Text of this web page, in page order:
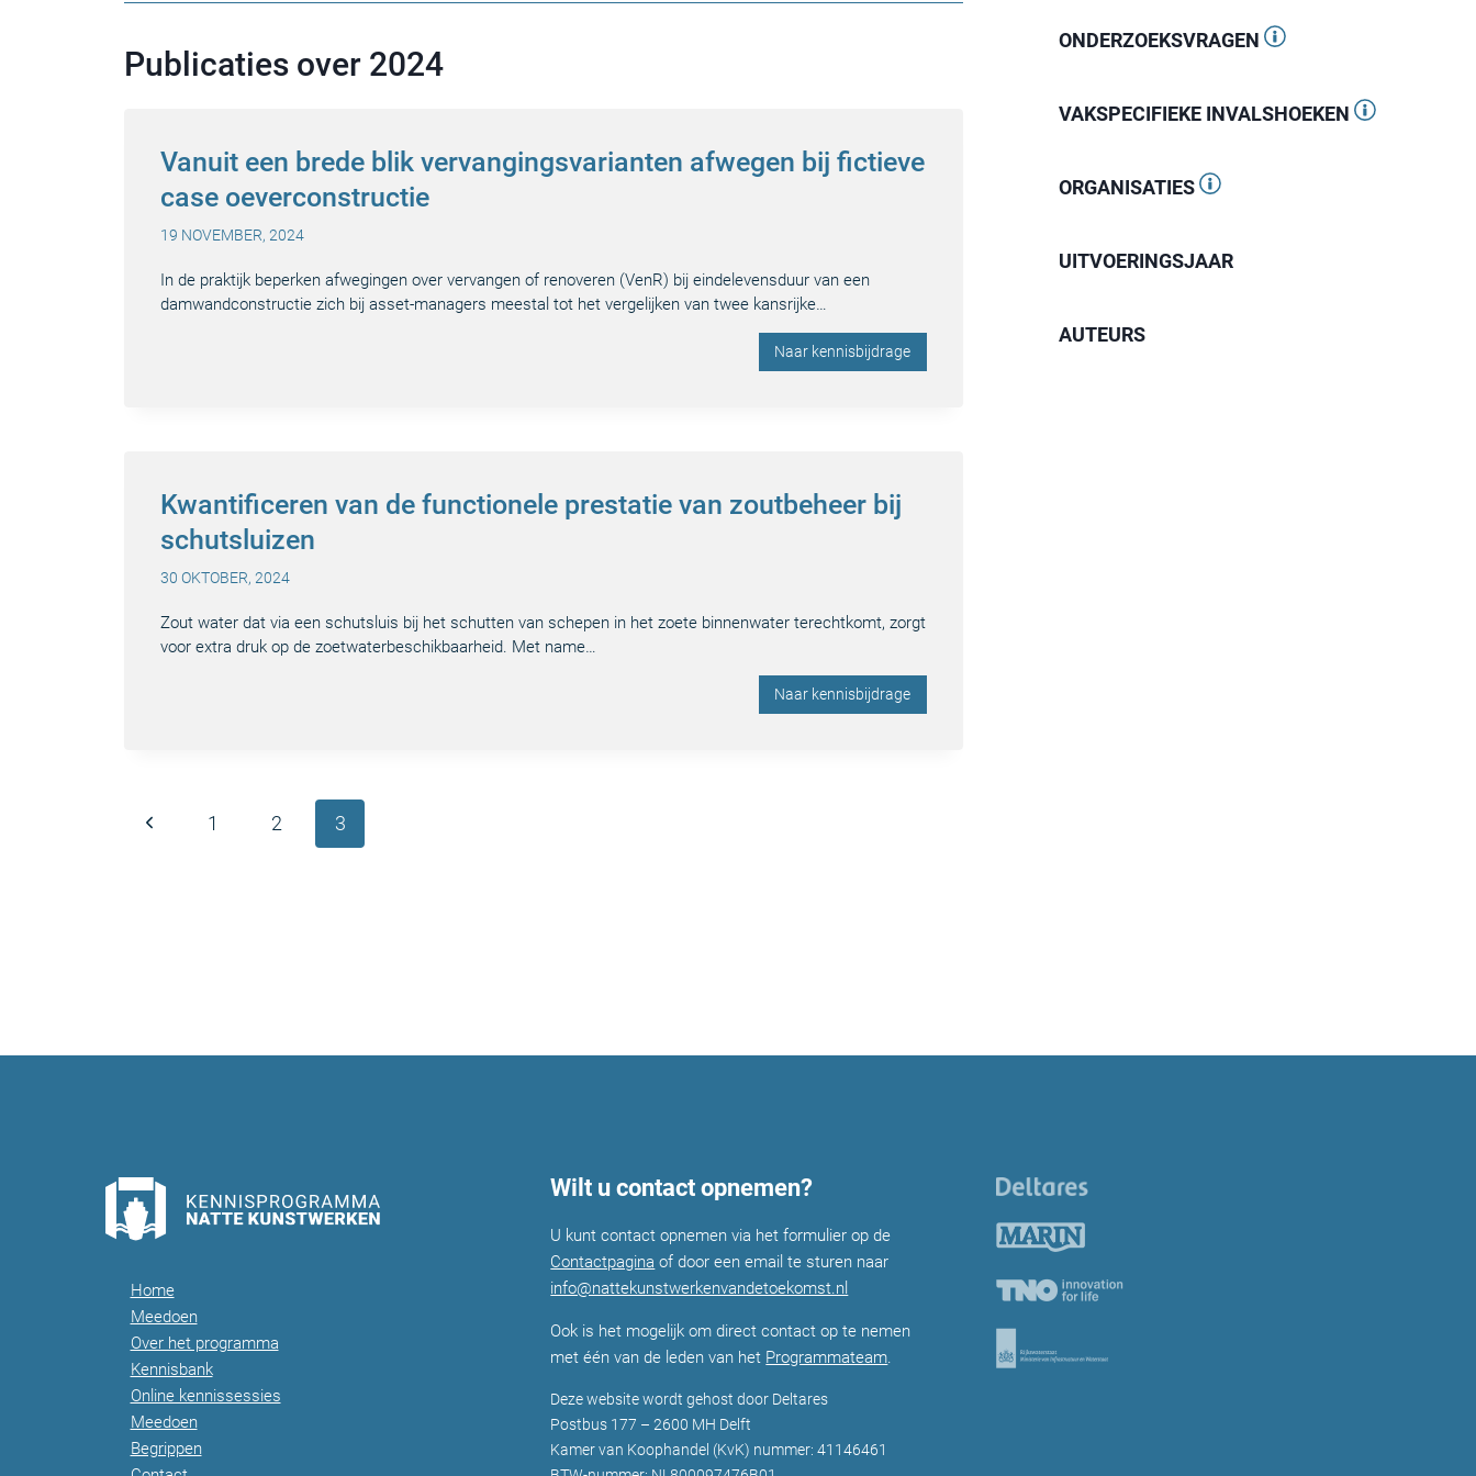
Publicaties over 2024
Vanuit een brede blik vervangingsvarianten afwegen bij fictieve
case oeverconstructie
19 NOVEMBER, 2024
In de praktijk beperken afwegingen over vervangen of renoveren (VenR) bij eindelevensduur van een
damwandconstructie zich bij asset-managers meestal tot het vergelijken van twee kansrijke…
Naar kennisbijdrage
Kwantificeren van de functionele prestatie van zoutbeheer bij
schutsluizen
30 OKTOBER, 2024
Zout water dat via een schutsluis bij het schutten van schepen in het zoete binnenwater terechtkomt, zorgt
voor extra druk op de zoetwaterbeschikbaarheid. Met name…
Naar kennisbijdrage
Paginanavigatie
Vorige
1 2 3
ONDERZOEKSVRAGEN
VAKSPECIFIEKE INVALSHOEKEN
ORGANISATIES
UITVOERINGSJAAR
AUTEURS
Home
Meedoen
Over het programma
Kennisbank
Online kennissessies
Meedoen
Begrippen
Wilt u contact opnemen?
U kunt contact opnemen via het formulier op de
Contactpagina of door een email te sturen naar
info@nattekunstwerkenvandetoekomst.nl
Ook is het mogelijk om direct contact op te nemen
met één van de leden van het Programmateam.
Deze website wordt gehost door Deltares
Postbus 177 – 2600 MH Delft
Kamer van Koophandel (KvK) nummer: 41146461